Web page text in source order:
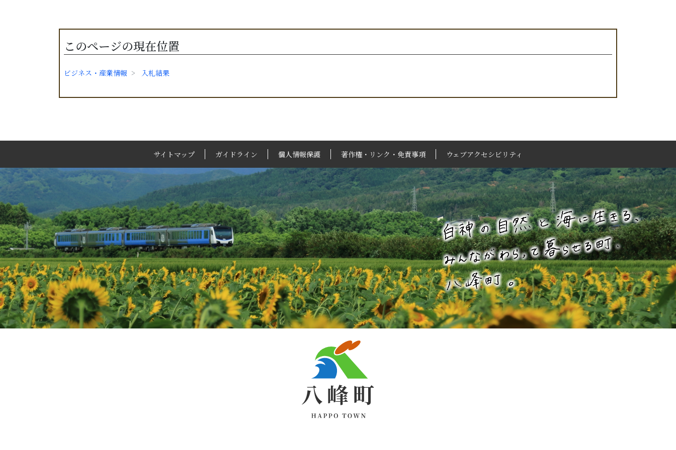
このページの現在位置
ビジネス・産業情報 入札結果
サイトマップ ガイドライン 個人情報保護 著作権・リンク・免責事項 ウェブアクセシビリティ